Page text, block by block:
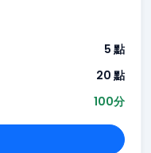
5 點
20 點
100分